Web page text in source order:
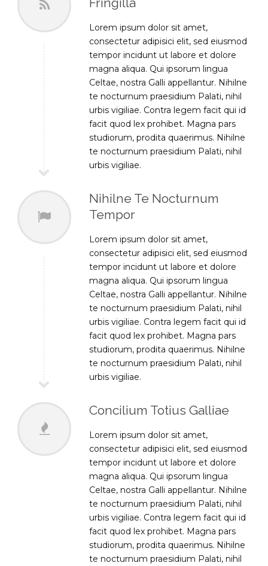
Lorem ipsum dolor sit amet,
consectetur adipisici elit, sed eiusmod
tempor incidunt ut labore et dolore
magna aliqua. Qui ipsorum lingua
Celtae, nostra Galli appellantur. Nihilne
te nocturnum praesidium Palati, nihil
urbis vigiliae. Contra legem facit qui id
facit quod lex prohibet. Magna pars
studiorum, prodita quaerimus. Nihilne
te nocturnum praesidium Palati, nihil
urbis vigiliae.
Nihilne Te Nocturnum
Tempor
Lorem ipsum dolor sit amet,
consectetur adipisici elit, sed eiusmod
tempor incidunt ut labore et dolore
magna aliqua. Qui ipsorum lingua
Celtae, nostra Galli appellantur. Nihilne
te nocturnum praesidium Palati, nihil
urbis vigiliae. Contra legem facit qui id
facit quod lex prohibet. Magna pars
studiorum, prodita quaerimus. Nihilne
te nocturnum praesidium Palati, nihil
urbis vigiliae.
Concilium Totius Galliae
Lorem ipsum dolor sit amet,
consectetur adipisici elit, sed eiusmod
tempor incidunt ut labore et dolore
magna aliqua. Qui ipsorum lingua
Celtae, nostra Galli appellantur. Nihilne
te nocturnum praesidium Palati, nihil
urbis vigiliae. Contra legem facit qui id
facit quod lex prohibet. Magna pars
studiorum, prodita quaerimus. Nihilne
te nocturnum praesidium Palati, nihil